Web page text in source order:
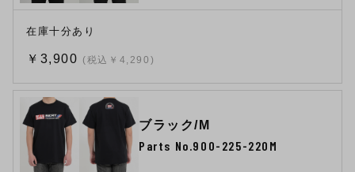
在庫十分あり
￥3,900 (税込￥4,290)
ブラック/M
Parts No.900-225-220M